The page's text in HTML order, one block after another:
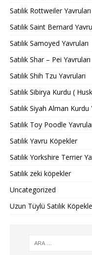
Satılık Rottweiler Yavruları
Satılık Saint Bernard
Satılık Samoyed Yavruları
Satılık Shar – Pei Yavruları
Satılık Shih Tzu Yavruları
Satılık Sibirya Kurdu (
Satılık Siyah Alman Kurdu
Satılık Toy Poodle
Satılık Yavru Köpekler
Satılık Yorkshire Terrier
Satılık zeki köpekler
Uncategorized
Uzun Tüylü Satılık